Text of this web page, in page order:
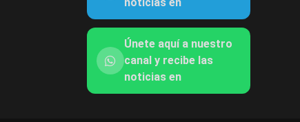
Únete aquí a nuestro
canal y recibe las
noticias en